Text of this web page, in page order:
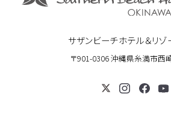
サザンビーチホテル＆リゾ
〒901-0306 沖縄県糸満市西